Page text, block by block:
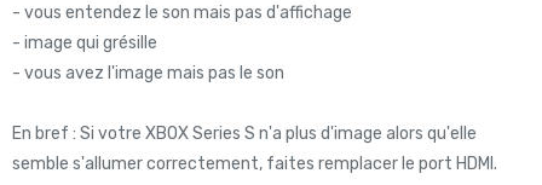
- vous entendez le son mais pas d'affichage
- image qui grésille
- vous avez l'image mais pas le son
En bref : Si votre XBOX Series S n'a plus d'image alors qu'elle
semble s'allumer correctement, faites remplacer le port HDMI.